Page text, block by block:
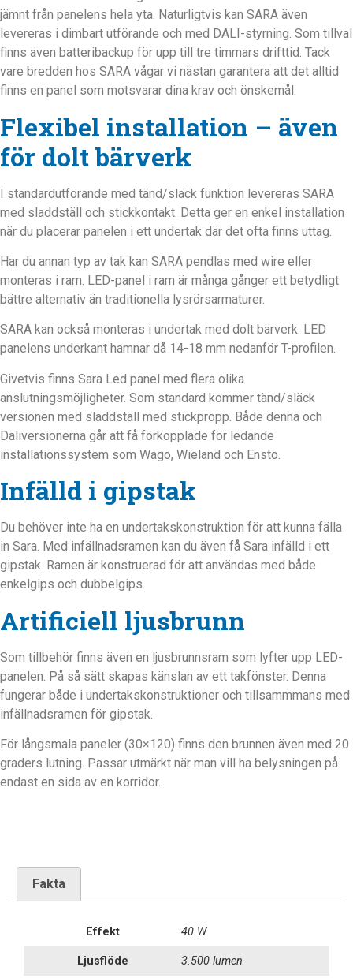
jämnt från panelens hela yta. Naturligtvis kan SARA även
levereras i dimbart utförande och med DALI-styrning. Som tillval
finns även batteribackup för upp till tre timmars drifttid. Tack
vare bredden hos SARA vågar vi nästan garantera att det alltid
finns en panel som motsvarar dina krav och önskemål.
Flexibel installation – även
för dolt bärverk
I standardutförande med tänd/släck funktion levereras SARA
med sladdställ och stickkontakt. Detta ger en enkel installation
när du placerar panelen i ett undertak där det ofta finns uttag.
Har du annan typ av tak kan SARA pendlas med wire eller
monteras i ram. LED-panel i ram är många gånger ett betydligt
bättre alternativ än traditionella lysrörsarmaturer.
SARA kan också monteras i undertak med dolt bärverk. LED
panelens underkant hamnar då 14-18 mm nedanför T-profilen.
Givetvis finns Sara Led panel med flera olika
anslutningsmöjligheter. Som standard kommer tänd/släck
versionen med sladdställ med stickpropp. Både denna och
Daliversionerna går att få förkopplade för ledande
installationssystem som Wago, Wieland och Ensto.
Infälld i gipstak
Du behöver inte ha en undertakskonstruktion för att kunna fälla
in Sara. Med infällnadsramen kan du även få Sara infälld i ett
gipstak. Ramen är konstruerad för att användas med både
enkelgips och dubbelgips.
Artificiell ljusbrunn
Som tillbehör finns även en ljusbrunnsram som lyfter upp LED-
panelen. På så sätt skapas känslan av ett takfönster. Denna
fungerar både i undertakskonstruktioner och tillsammmans med
infällnadsramen för gipstak.
För långsmala paneler (30×120) finns den brunnen även med 20
graders lutning. Passar utmärkt när man vill ha belysningen på
endast en sida av en korridor.
Fakta
Effekt 40 W
Ljusflöde 3.500 lumen